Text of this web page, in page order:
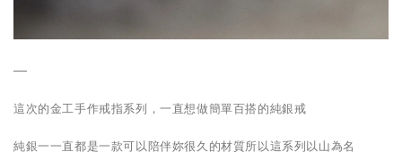
—
這次的金工手作戒指系列，一直想做簡單百搭的純銀戒
純銀一一直都是一款可以陪伴妳很久的材質所以這系列以山為名